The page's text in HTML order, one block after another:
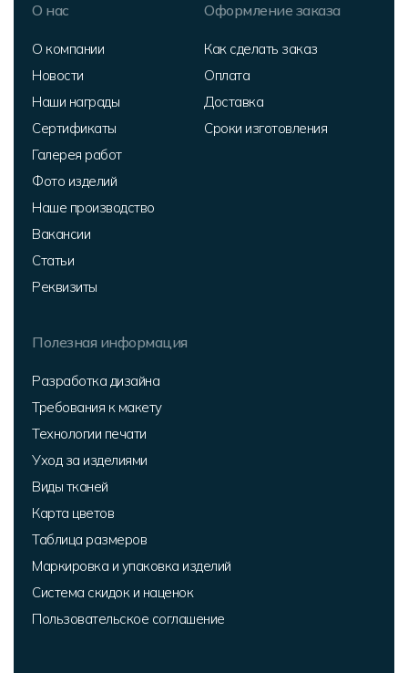
О нас
О компании
Новости
Наши награды
Сертификаты
Галерея работ
Фото изделий
Наше производство
Вакансии
Статьи
Реквизиты
Оформление заказа
Как сделать заказ
Оплата
Доставка
Сроки изготовления
Полезная информация
Разработка дизайна
Требования к макету
Технологии печати
Уход за изделиями
Виды тканей
Карта цветов
Таблица размеров
Маркировка и упаковка изделий
Система скидок и наценок
Пользовательское соглашение